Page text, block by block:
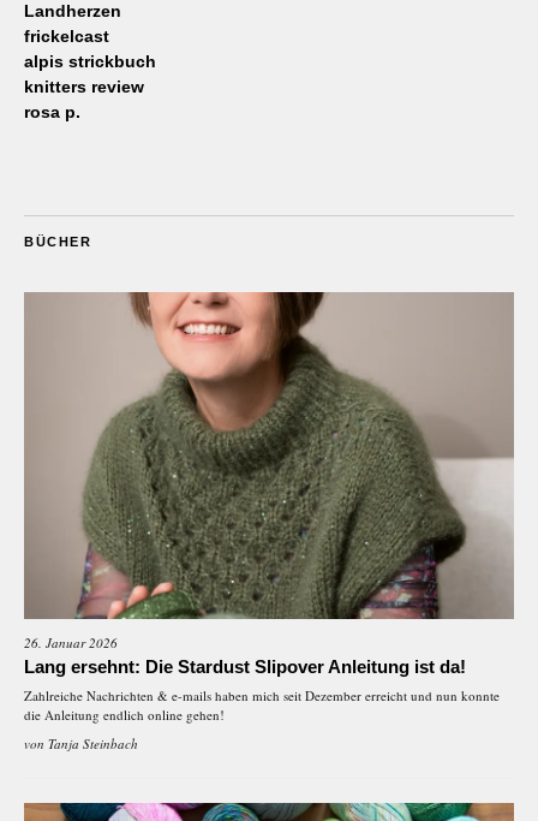
Landherzen
frickelcast
alpis strickbuch
knitters review
rosa p.
BÜCHER
26. Januar 2026
Lang ersehnt: Die Stardust Slipover Anleitung ist da!
Zahlreiche Nachrichten & e-mails haben mich seit Dezember erreicht und nun konnte
die Anleitung endlich online gehen!
von Tanja Steinbach